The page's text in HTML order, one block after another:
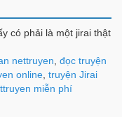
có phải là một jirai thật
nettruyen đọc truyện
online truyện Jirai
miễn phí